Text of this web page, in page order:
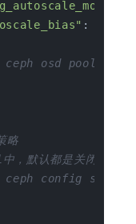
:
ceph osd pool get
略
，默认都是关闭
ceph config set